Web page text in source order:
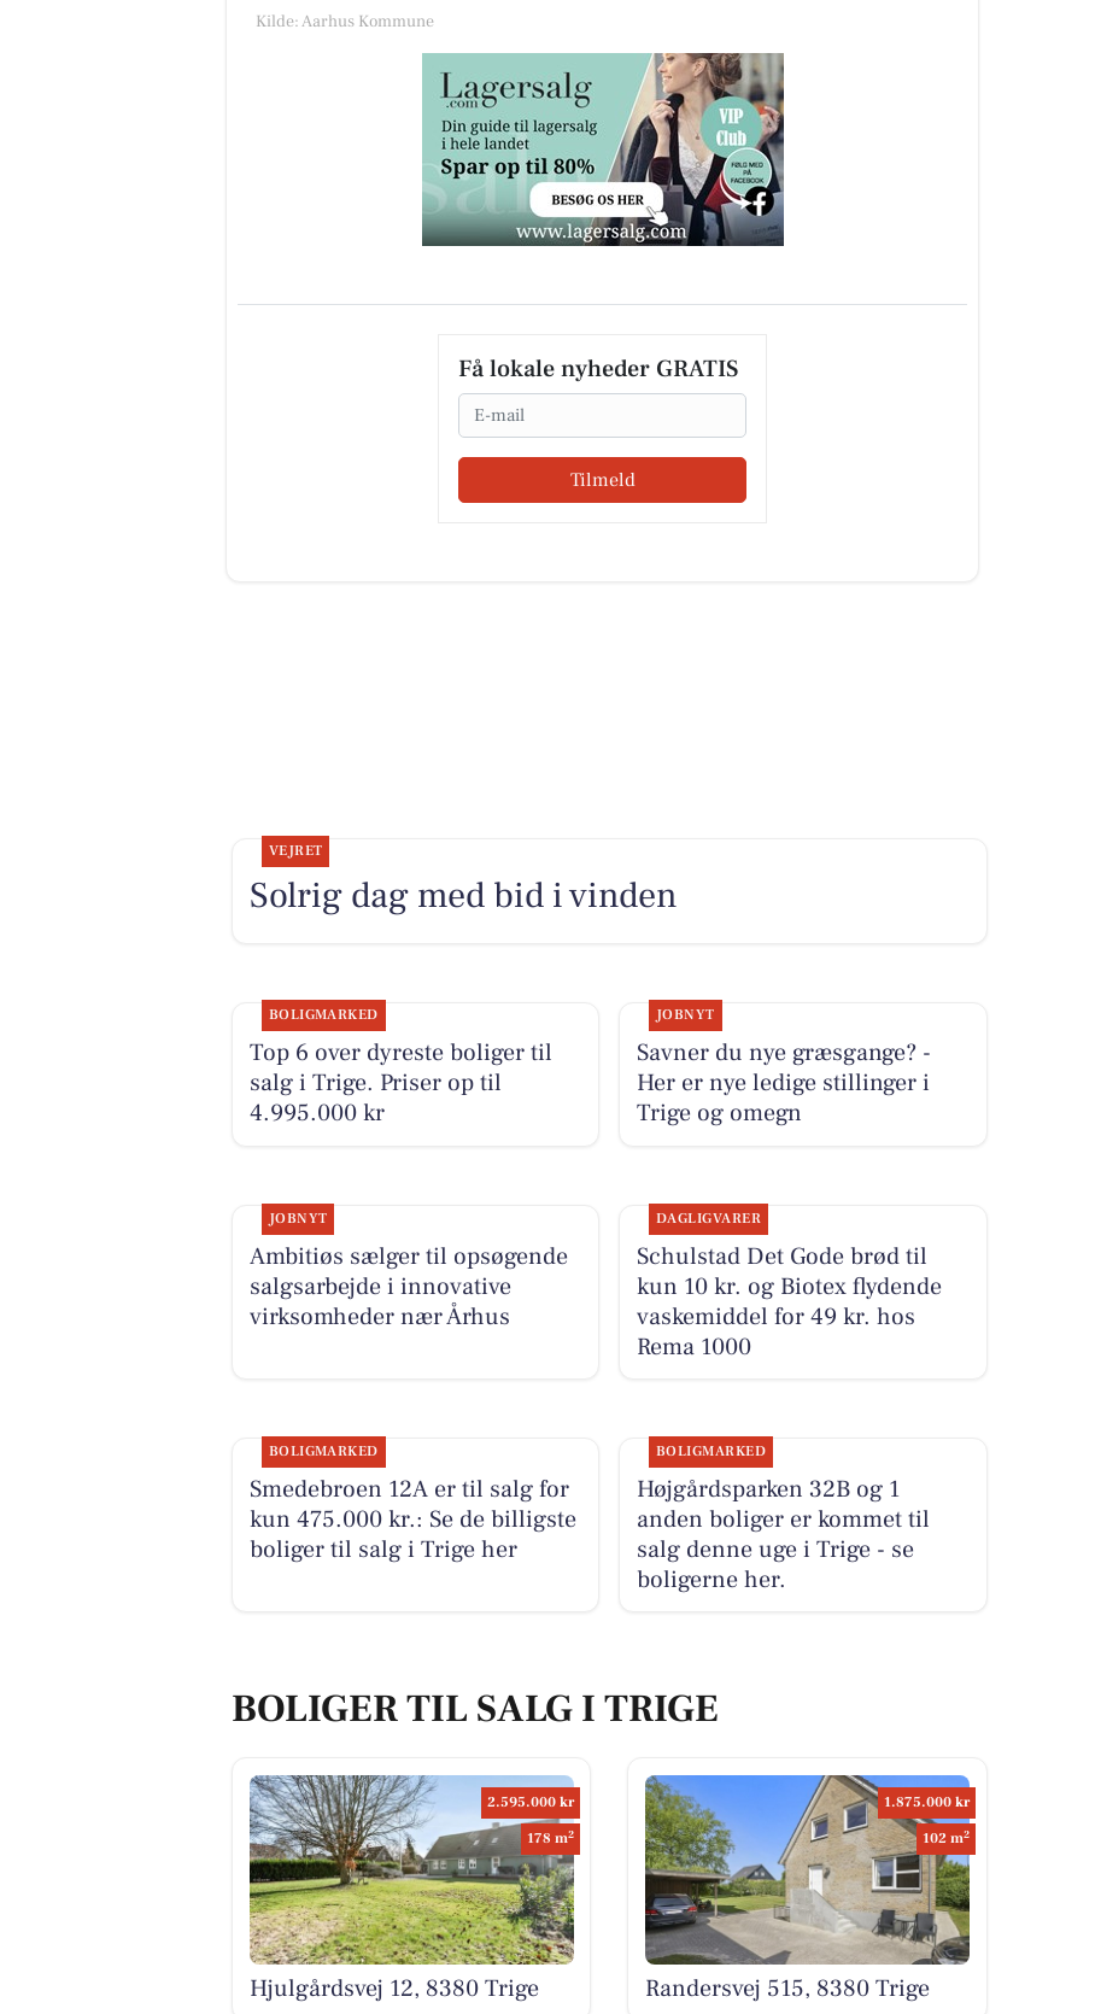
Kilde: Aarhus Kommune
Få lokale nyheder GRATIS
Email
Tilmeld
VEJRET
Solrig dag med bid i vinden
BOLIGMARKED
Top 6 over dyreste boliger til
salg i Trige. Priser op til
4.995.000 kr
JOBNYT
Savner du nye græsgange? -
Her er nye ledige stillinger i
Trige og omegn
JOBNYT
Ambitiøs sælger til opsøgende
salgsarbejde i innovative
virksomheder nær Århus
DAGLIGVARER
Schulstad Det Gode brød til
kun 10 kr. og Biotex flydende
vaskemiddel for 49 kr. hos
Rema 1000
BOLIGMARKED
Smedebroen 12A er til salg for
kun 475.000 kr.: Se de billigste
boliger til salg i Trige her
BOLIGMARKED
Højgårdsparken 32B og 1
anden boliger er kommet til
salg denne uge i Trige - se
boligerne her.
BOLIGER TIL SALG I TRIGE
2.595.000 kr
178 m2
Hjulgårdsvej 12, 8380 Trige
1.875.000 kr
102 m2
Randersvej 515, 8380 Trige